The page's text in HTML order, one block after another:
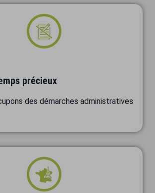
précieux
des démarches administratives